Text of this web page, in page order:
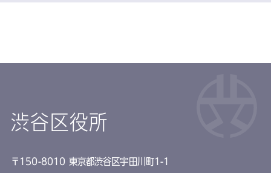
渋谷区役所
〒150-8010 東京都渋谷区宇田川町1-1